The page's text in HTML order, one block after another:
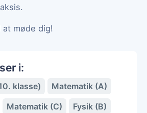
møde dig!
i:
klasse)
Matematik (A)
Matematik (C)
Fysik (B)